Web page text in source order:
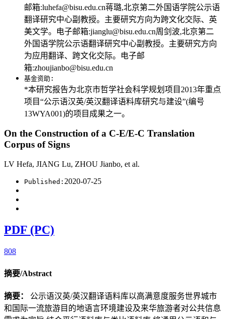
邮箱:luhefa@bisu.edu.cn蒋璐,北京第二外国语学院公示语
翻译研究中心副教授。主要研究方向为跨文化交际、英
美文学。电子邮箱:jianglu@bisu.edu.cn周剑波,北京第二
外国语学院公示语翻译研究中心副教授。主要研究方向
为应用翻译、跨文化交际。电子邮
箱:zhoujianbo@bisu.edu.cn
基金资助:
*本研究报告为北京市哲学社会科学规划项目2013年重点
项目“公示语汉英/英汉翻译语料库研究与建设”(编号
13WYA001)的项目成果之一。
On the Construction of a C-E/E-C Translation
Corpus of Signs
LV Hefa, JIANG Lu, ZHOU Jianbo, et al.
Published: 2020-07-25
PDF (PC)
808
摘要/Abstract
摘要： 公示语汉英/英汉翻译语料库以高满意度服务世界城市
和国际一流旅游目的地语言环境建设及来华旅游者对公共信息